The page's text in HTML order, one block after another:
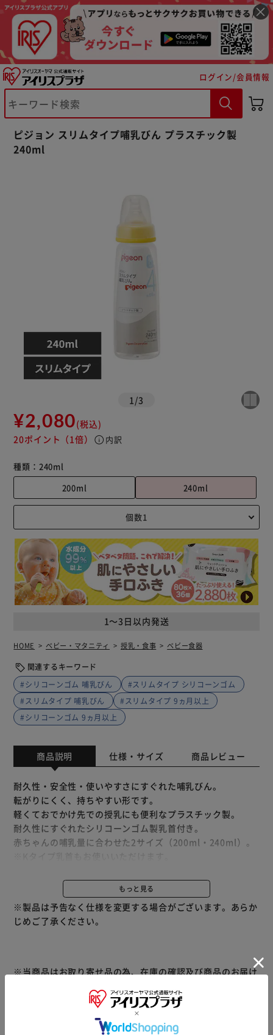
ログイン/会員情報
ピジョン スリムタイプ哺乳びん プラスチック製
240ml
1 /3
¥2,080(税込)
20ポイント （1倍） info 内訳
種類： 240ml
200ml
240ml
1～3日以内発送
HOME ベビー・マタニティ 授乳・食事 ベビー食器
関連するキーワード
#シリコーンゴム 哺乳びん
#スリムタイプ シリコーンゴム
#スリムタイプ 哺乳びん
#スリムタイプ 9ヵ月以上
#シリコーンゴム 9ヵ月以上
商品説明 仕様・サイズ 商品レビュー
耐久性・安全性・使いやすさにすぐれた哺乳びん。
転がりにくく、持ちやすい形です。
軽くておでかけ先での授乳にも便利なプラスチック製。
耐久性にすぐれたシリコーンゴム製乳首付き。
赤ちゃんの哺乳量に合わせた2サイズ（200ml・240ml）。
【スリムタイプ乳首ラインナップ】
◆S（丸穴）0ヵ月～
※生後すぐの赤ちゃんに
◆M（丸穴）4ヵ月頃～
※Yよりもっと飲みたい赤ちゃんに
※果汁などの濃いものや、繊維の多いものでもラクに飲めま
もっと見る
※製品は予告なく仕様を変更する場合がございます。あらか
じめご了承ください。
※当商品はお取り寄せ品の為、在庫の確認及び商品のお届け
また、商品がメーカーにて完売となっていた場合、キャンセ
ル又は注文内容の変更をお願いいたしております。
予めご了承くださいますようお願いいたします。
※ご確認ください